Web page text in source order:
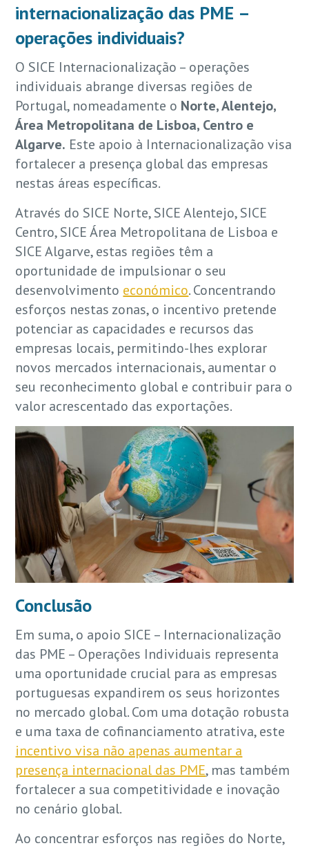
internacionalização das PME –
operações individuais?
O SICE Internacionalização – operações
individuais abrange diversas regiões de
Portugal, nomeadamente o Norte, Alentejo,
Área Metropolitana de Lisboa, Centro e
Algarve. Este apoio à Internacionalização visa
fortalecer a presença global das empresas
nestas áreas específicas.
Através do SICE Norte, SICE Alentejo, SICE
Centro, SICE Área Metropolitana de Lisboa e
SICE Algarve, estas regiões têm a
oportunidade de impulsionar o seu
desenvolvimento económico. Concentrando
esforços nestas zonas, o incentivo pretende
potenciar as capacidades e recursos das
empresas locais, permitindo-lhes explorar
novos mercados internacionais, aumentar o
seu reconhecimento global e contribuir para o
valor acrescentado das exportações.
Conclusão
Em suma, o apoio SICE – Internacionalização
das PME – Operações Individuais representa
uma oportunidade crucial para as empresas
portuguesas expandirem os seus horizontes
no mercado global. Com uma dotação robusta
e uma taxa de cofinanciamento atrativa, este
incentivo visa não apenas aumentar a
presença internacional das PME, mas também
fortalecer a sua competitividade e inovação
no cenário global.
Ao concentrar esforços nas regiões do Norte,